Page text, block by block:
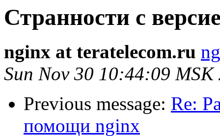
Странности с
nginx at teratelecom.ru
Sun Nov 30 10:44:09 MSK
Previous message: Re:
помощи nginx